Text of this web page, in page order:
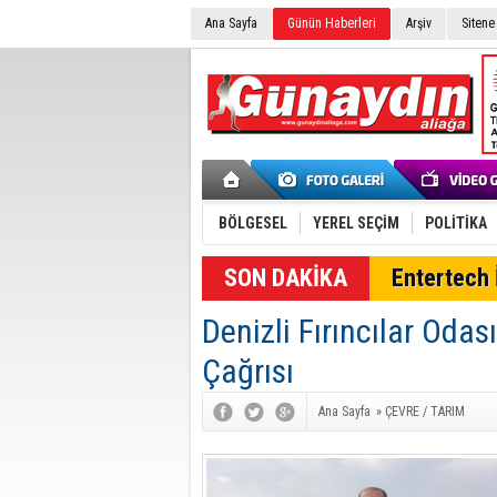
Ana Sayfa Günün Haberleri Arşiv
BÖLGESEL YEREL SEÇİM POLİTİKA
Entertech
Denizli Fırıncılar
Çağrısı
Ana Sayfa » ÇEVRE / TARIM